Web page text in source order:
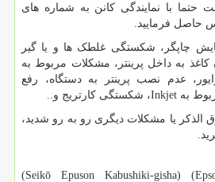
حتما با نمایندگی کانن به شماره های
چاپگر، شکستگی غلطک ها و یا گیر
به داخل پرینتر، مشکلات مربوط به
عدم نصب پرینتر به دستگاه، رفع
به Inkjet، شکستگی کارتریج و..
الذکر یا مشکلات دیگری رو به رو شدید،
) (Seikō Epuson Kabushiki-gisha)